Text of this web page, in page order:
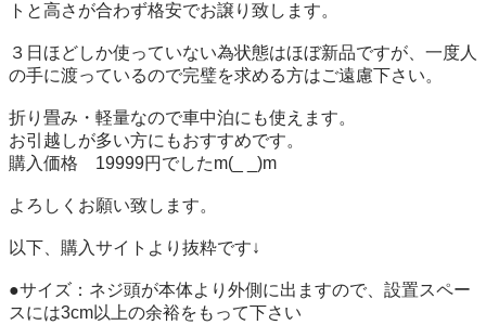
トと高さが合わず格安でお譲り致します。
３日ほどしか使っていない為状態はほぼ新品ですが、一度人
の手に渡っているので完璧を求める方はご遠慮下さい。
折り畳み・軽量なので車中泊にも使えます。
お引越しが多い方にもおすすめです。
購入価格　19999円でしたm(_ _)m
よろしくお願い致します。
以下、購入サイトより抜粋です↓
●サイズ：ネジ頭が本体より外側に出ますので、設置スペー
スには3cm以上の余裕をもって下さい